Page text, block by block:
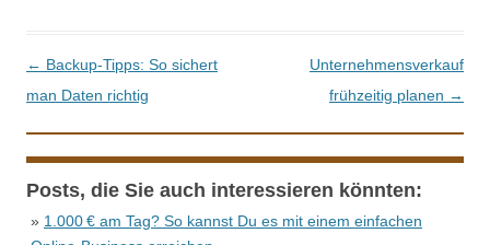
Beitrags-Navigation
← Backup-Tipps: So sichert
man Daten richtig
Unternehmensverkauf
frühzeitig planen →
Posts, die Sie auch interessieren könnten:
» 1.000 € am Tag? So kannst Du es mit einem einfachen